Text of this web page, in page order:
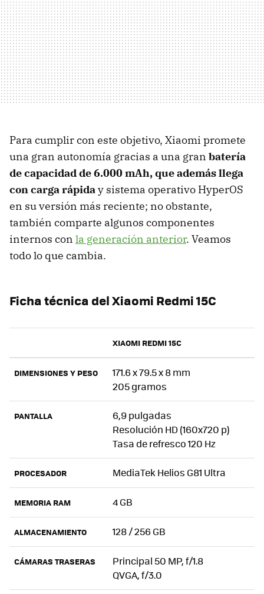
Para cumplir con este objetivo, Xiaomi promete
una gran autonomía gracias a una gran batería
de capacidad de 6.000 mAh, que además llega
con carga rápiday sistema operativo HyperOS
en su versión más reciente; no obstante,
también comparte algunos componentes
internos con la generación anterior. Veamos
todo lo que cambia.
Ficha técnica del Xiaomi Redmi 15C
XIAOMI REDMI 15C
DIMENSIONES Y PESO
171.6 x 79.5 x 8 mm
205 gramos
PANTALLA
6,9 pulgadas
Resolución HD (160x720 p)
Tasa de refresco 120 Hz
PROCESADOR MediaTek Helios G81 Ultra
MEMORIA RAM 4 GB
ALMACENAMIENTO 128 / 256 GB
CÁMARAS TRASERAS
Principal 50 MP, f/1.8
QVGA, f/3.0